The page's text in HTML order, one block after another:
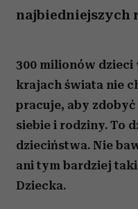
najbiedniejszych
300 milionów
krajach świata nie
pracuje, aby
siebie i rodziny. To
dzieciństwa. Nie
ani tym bardziej
Dziecka.